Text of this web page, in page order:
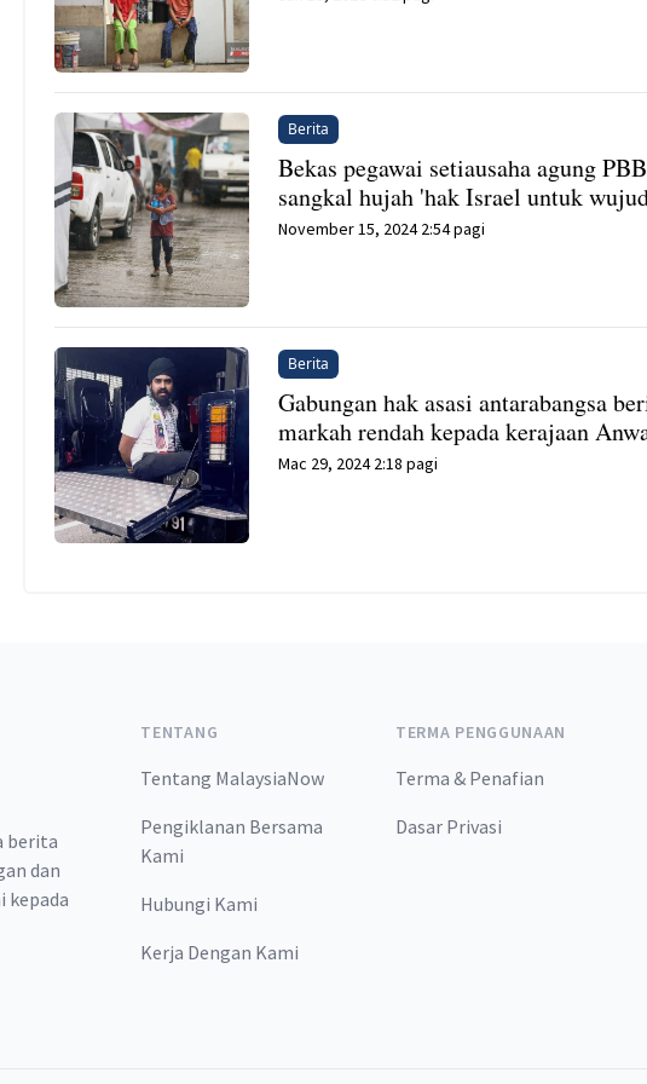
Berita
Bekas pegawai setiausaha agung PBB
sangkal hujah 'hak Israel untuk
November 15, 2024 2:54 pagi
Berita
Gabungan hak asasi antarabangsa
markah rendah kepada kerajaan
Mac 29, 2024 2:18 pagi
berita
dan
kepada
TENTANG
Tentang MalaysiaNow
Pengiklanan Bersama
Kami
Hubungi Kami
Kerja Dengan Kami
TERMA PENGGUNAAN
Terma & Penafian
Dasar Privasi